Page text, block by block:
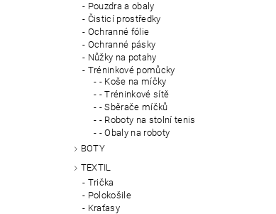
Pouzdra a obaly
Čisticí prostředky
Ochranné fólie
Ochranné pásky
Nůžky na potahy
Tréninkové pomůcky
- Koše na míčky
- Tréninkové sítě
- Sběrače míčků
- Roboty na stolní tenis
- Obaly na roboty
BOTY
TEXTIL
Trička
Polokošile
Kraťasy